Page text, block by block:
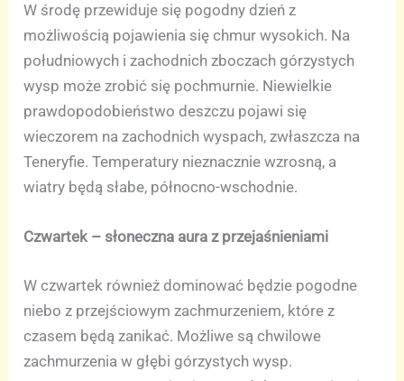
W środę przewiduje się pogodny dzień z
możliwością pojawienia się chmur wysokich. Na
południowych i zachodnich zboczach górzystych
wysp może zrobić się pochmurnie. Niewielkie
prawdopodobieństwo deszczu pojawi się
wieczorem na zachodnich wyspach, zwłaszcza na
Teneryfie. Temperatury nieznacznie wzrosną, a
wiatry będą słabe, północno-wschodnie.
Czwartek – słoneczna aura z przejaśnieniami
W czwartek również dominować będzie pogodne
niebo z przejściowym zachmurzeniem, które z
czasem będą zanikać. Możliwe są chwilowe
zachmurzenia w głębi górzystych wysp.